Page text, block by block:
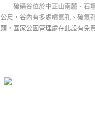
硫磺谷位於中正山南麓、石壇
公尺，谷內有多處噴氣孔、硫氣
頭，國家公園管理處在此設有免